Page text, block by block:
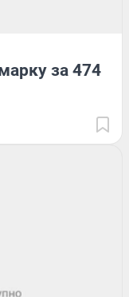
за 474